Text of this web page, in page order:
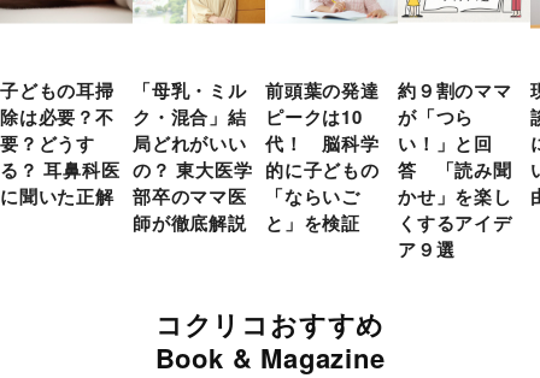
子どもの耳掃
除は必要？不
要？どうす
る？ 耳鼻科医
に聞いた正解
「母乳・ミル
ク・混合」結
局どれがいい
の？ 東大医学
部卒のママ医
師が徹底解説
前頭葉の発達
ピークは10
代！ 脳科学
的に子どもの
「ならいご
と」を検証
約９割のママ
が「つら
い！」と回
答 「読み聞
かせ」を楽し
くするアイデ
ア９選
コクリコおすすめ
Book & Magazine